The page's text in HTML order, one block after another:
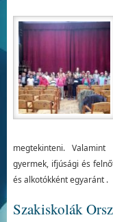
megtekinteni.
gyermek, ifjúsági és
és alkotókként egyaránt .
Szakiskolák